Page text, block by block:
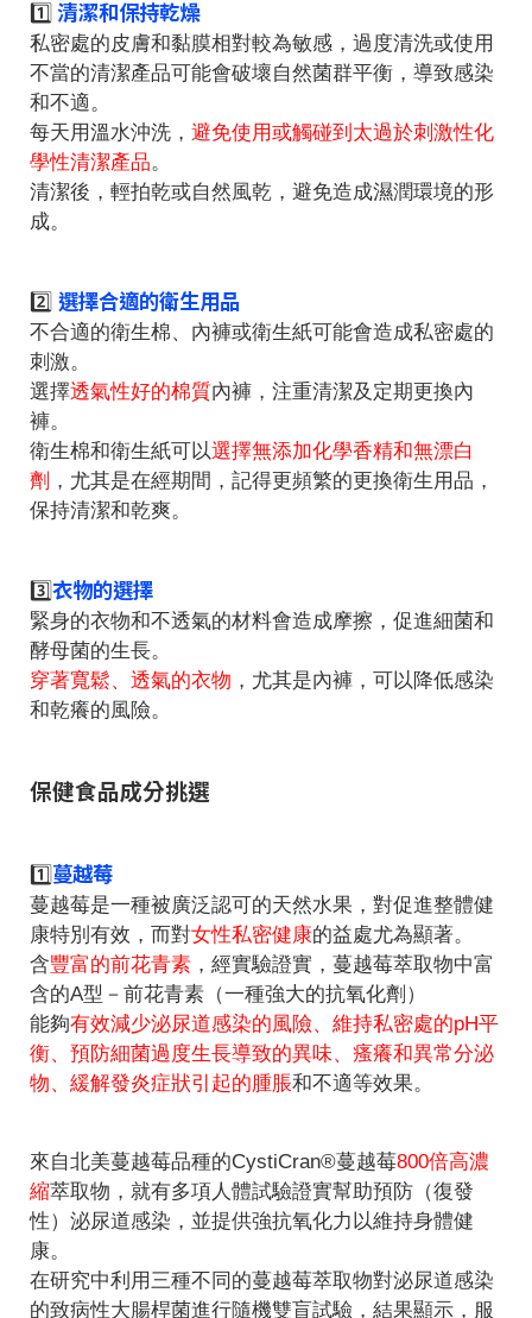
1️⃣清潔和保持乾燥
私密處的皮膚和黏膜相對較為敏感，過度清洗或使用
不當的清潔產品可能會破壞自然菌群平衡，導致感染
和不適。
每天用溫水沖洗， 避免使用或觸碰到太過於刺激性化
學性清潔產品。
清潔後，輕拍乾或自然風乾，避免造成濕潤環境的形
成。
2️⃣ 選擇合適的衛生用品
不合適的衛生棉、內褲或衛生紙可能會造成私密處的
刺激。
選擇透氣性好的棉質內褲，注重清潔及定期更換內
褲。
衛生棉和衛生紙可以選擇無添加化學香精和無漂白
劑 ，尤其是在經期間，記得更頻繁的更換衛生用品，
保持清潔和乾爽。
3️⃣衣物的選擇
緊身的衣物和不透氣的材料會造成摩擦，促進細菌和
酵母菌的生長。
穿著寬鬆、透氣的衣物 ，尤其是內褲，可以降低感染
和乾癢的風險。
保健食品成分挑選
1️⃣ 蔓越莓
蔓越莓是一種被廣泛認可的天然水果，對促進整體健
康特別有效，而對女性私密健康的益處尤為顯著。
含豐富的前花青素 ，經實驗證實，蔓越莓萃取物中富
含的A型－前花青素（一種強大的抗氧化劑）
能夠有效減少泌尿道感染的風險、維持私密處的pH平
衡、預防細菌過度生長導致的異味、瘙癢和異常分泌
物、緩解發炎症狀引起的腫脹和不適等效果。
來自北美蔓越莓品種的CystiCran®蔓越莓800倍高濃
縮萃取物，就有多項人體試驗證實幫助預防（復發
性）泌尿道感染，並提供強抗氧化力以維持身體健
康。
在研究中利用三種不同的蔓越莓萃取物對泌尿道感染
的致病性大腸桿菌進行隨機雙盲試驗，結果顯示，服